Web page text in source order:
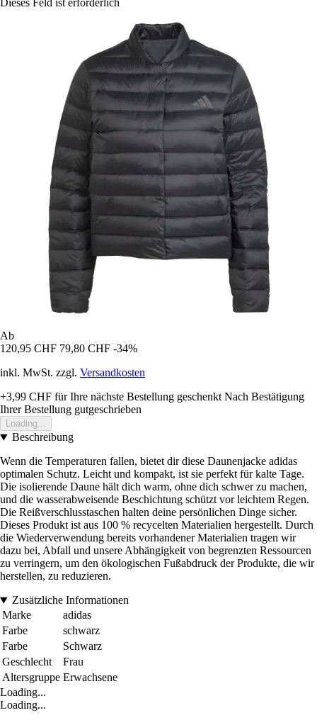
Dieses Feld ist erforderlich
Ab
120,95 CHF 79,80 CHF -34%
inkl. MwSt. zzgl. Versandkosten
+3,99 CHF für Ihre nächste Bestellung geschenkt Nach Bestätigung
Ihrer Bestellung gutgeschrieben
Loading...
Beschreibung
Wenn die Temperaturen fallen, bietet dir diese Daunenjacke adidas
optimalen Schutz. Leicht und kompakt, ist sie perfekt für kalte Tage.
Die isolierende Daune hält dich warm, ohne dich schwer zu machen,
und die wasserabweisende Beschichtung schützt vor leichtem Regen.
Die Reißverschlusstaschen halten deine persönlichen Dinge sicher.
Dieses Produkt ist aus 100 % recycelten Materialien hergestellt. Durch
die Wiederverwendung bereits vorhandener Materialien tragen wir
dazu bei, Abfall und unsere Abhängigkeit von begrenzten Ressourcen
zu verringern, um den ökologischen Fußabdruck der Produkte, die wir
herstellen, zu reduzieren.
Zusätzliche Informationen
Marke
adidas
Farbe
schwarz
Farbe
Schwarz
Geschlecht
Frau
Altersgruppe Erwachsene
Loading...
Loading...